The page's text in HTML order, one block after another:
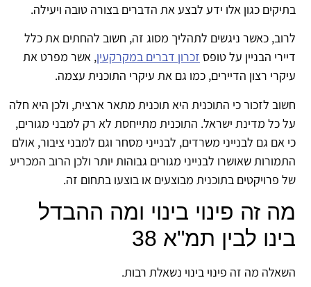
בתיקים כגון אלו ידע לבצע את הדברים בצורה טובה ויעילה.
לרוב, כאשר ניגשים לתהליך מסוג זה, חשוב להחתים את כלל
דיירי הבניין על טופס זכרון דברים במקרקעין, אשר מפרט את
עיקרי רצון הדיירים, כמו גם את עיקרי התוכנית עצמה.
חשוב לזכור כי התוכנית היא תוכנית מתאר ארצית, ולכן היא חלה
על כל מדינת ישראל. התוכנית מתייחסת לא רק למבני מגורים,
כי אם גם לבנייני משרדים, לבנייני מסחר וגם למבני ציבור, אולם
התמורות שאושרו לבנייני מגורים גבוהות יותר ולכן הרוב המכריע
של פרויקטים בתוכנית מבוצעים או בוצעו בתחום זה.
מה זה פינוי בינוי ומה ההבדל
בינו לבין תמ"א 38
השאלה מה זה פינוי בינוי נשאלת רבות.